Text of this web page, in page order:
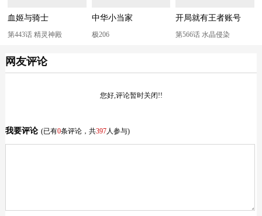
血姬与骑士
第443话 精灵神殿
中华小当家
极206
开局就有王者账号
第566话 水晶侵染
网友评论
您好,评论暂时关闭!!
我要评论 (已有0条评论，共397人参与)